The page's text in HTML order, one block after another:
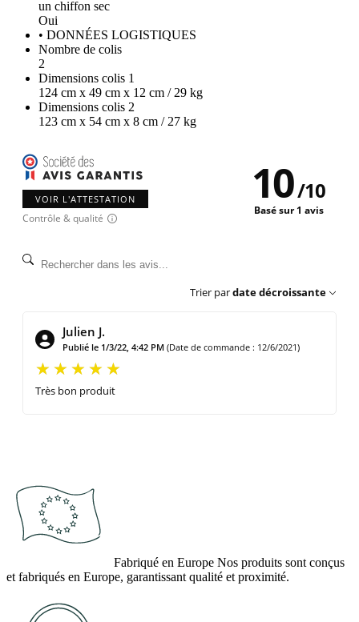
un chiffon sec
Oui
• DONNÉES LOGISTIQUES
Nombre de colis
2
Dimensions colis 1
124 cm x 49 cm x 12 cm / 29 kg
Dimensions colis 2
123 cm x 54 cm x 8 cm / 27 kg
VOIR L'ATTESTATION
Contrôle & qualité
10/10
Basé sur 1 avis
Trier pardate décroissante
Julien J.
Publié le 1/3/22, 4:42 PM (Date de commande : 12/6/2021)
Très bon produit
Fabriqué en Europe Nos produits sont conçus
et fabriqués en Europe, garantissant qualité et proximité.